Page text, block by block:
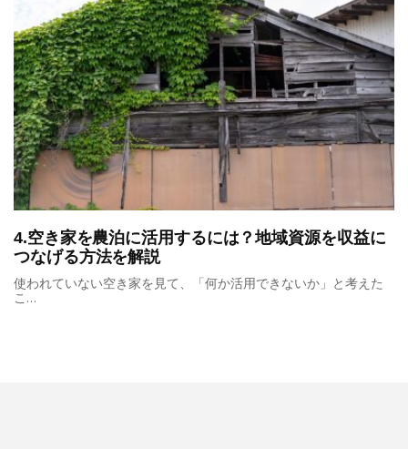
4.空き家を農泊に活用するには？地域資源を収益に
つなげる方法を解説
使われていない空き家を見て、「何か活用できないか」と考えた
こ…